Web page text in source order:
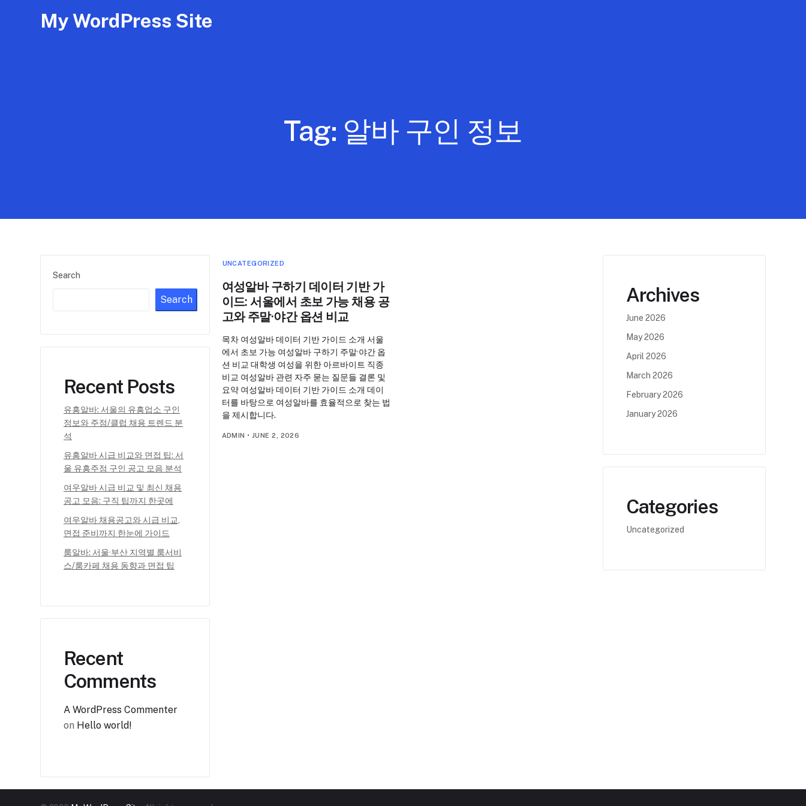
My WordPress Site
Tag: 알바 구인 정보
Search
Search
Recent Posts
유흥알바: 서울의 유흥업소 구인
정보와 주점/클럽 채용 트렌드 분
석
유흥알바 시급 비교와 면접 팁: 서
울 유흥주점 구인 공고 모음 분석
여우알바 시급 비교 및 최신 채용
공고 모음: 구직 팁까지 한곳에
여우알바 채용공고와 시급 비교,
면접 준비까지 한눈에 가이드
룸알바: 서울·부산 지역별 룸서비
스/룸카페 채용 동향과 면접 팁
Recent
Comments
A WordPress Commenter
on Hello world!
UNCATEGORIZED
여성알바 구하기 데이터 기반 가
이드: 서울에서 초보 가능 채용 공
고와 주말·야간 옵션 비교
목차 여성알바 데이터 기반 가이드 소개 서울
에서 초보 가능 여성알바 구하기 주말·야간 옵
션 비교 대학생 여성을 위한 아르바이트 직종
비교 여성알바 관련 자주 묻는 질문들 결론 및
요약 여성알바 데이터 기반 가이드 소개 데이
터를 바탕으로 여성알바를 효율적으로 찾는 법
을 제시합니다.
ADMIN • JUNE 2, 2026
Archives
June 2026
May 2026
April 2026
March 2026
February 2026
January 2026
Categories
Uncategorized